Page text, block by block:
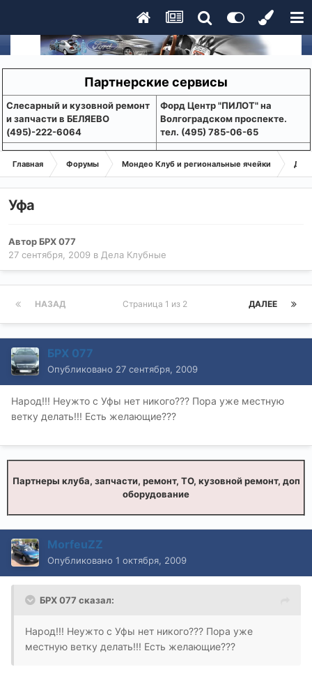
Партнерские сервисы
Слесарный и кузовной ремонт
и запчасти в БЕЛЯЕВО
(495)-222-6064
Форд Центр "ПИЛОТ" на
Волгоградском проспекте.
тел. (495) 785-06-65
Главная Форумы Мондео Клуб и региональные ячейки
Уфа
АвторБРХ 077
27 сентября, 2009 в Дела Клубные
НАЗАД ДАЛЕЕ
Страница 1 из 2
БРХ 077
Опубликовано 27 сентября, 2009
Народ!!! Неужто с Уфы нет никого??? Пора уже местную
ветку делать!!! Есть желающие???
Партнеры клуба, запчасти, ремонт, ТО, кузовной ремонт, доп
оборудование
MorfeuZZ
Опубликовано 1 октября, 2009
БРХ 077 сказал:
Народ!!! Неужто с Уфы нет никого??? Пора уже
местную ветку делать!!! Есть желающие???